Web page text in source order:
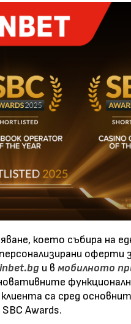
което събира на
оферти
и в мобилното
са сред
Awards.